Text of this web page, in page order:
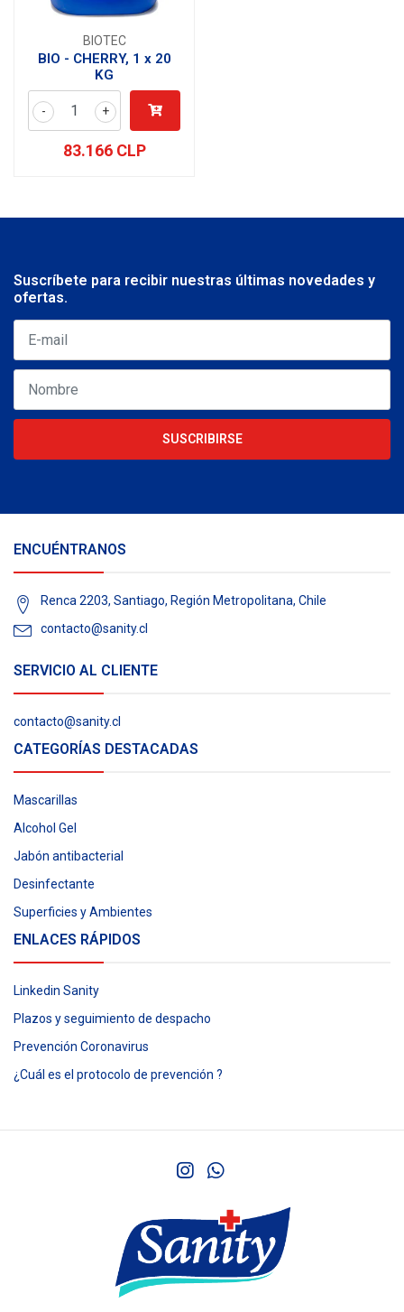
BIOTEC
BIO - CHERRY, 1 x 20
KG
+
-
83.166 CLP
Suscríbete para recibir nuestras últimas novedades y
ofertas.
SUSCRIBIRSE
ENCUÉNTRANOS
Renca 2203, Santiago, Región Metropolitana, Chile
contacto@sanity.cl
SERVICIO AL CLIENTE
contacto@sanity.cl
CATEGORÍAS DESTACADAS
Mascarillas
Alcohol Gel
Jabón antibacterial
Desinfectante
Superficies y Ambientes
ENLACES RÁPIDOS
Linkedin Sanity
Plazos y seguimiento de despacho
Prevención Coronavirus
¿Cuál es el protocolo de prevención ?